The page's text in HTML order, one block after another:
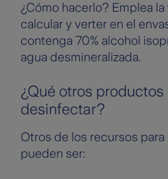
¿Cómo hacerlo? Emplea
calcular y verter en el
contenga 70% alcohol
agua desmineralizada.
¿Qué otros productos
desinfectar?
Otros de los recursos
pueden ser: